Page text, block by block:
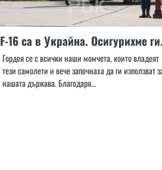
F-16 са в Украйна. Осигурихме
Гордея се с всички наши момчета, които владеят
тези самолети и вече започнаха да ги използват
нашата държава. Благодаря…